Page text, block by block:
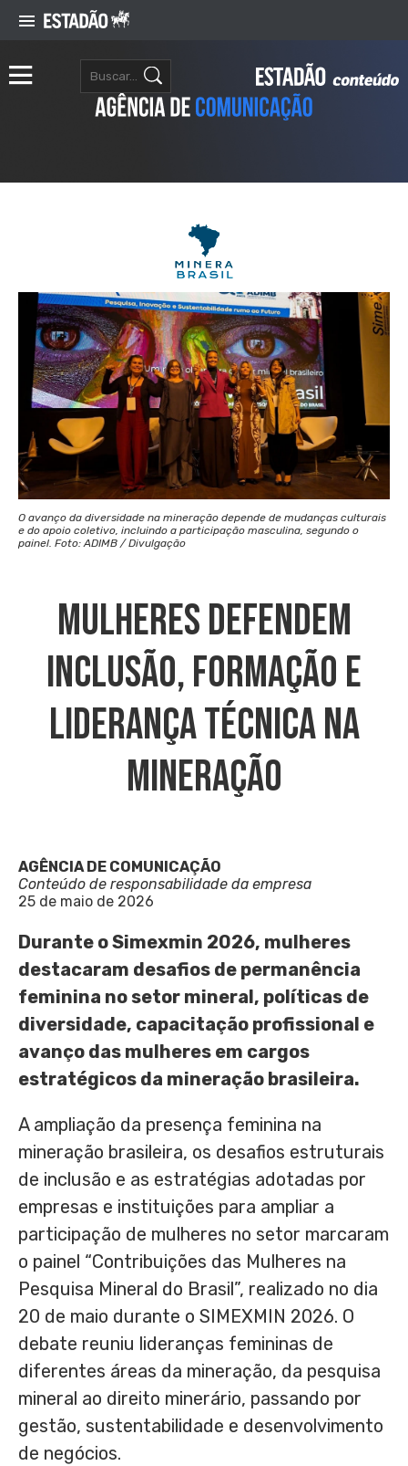
O avanço da diversidade na mineração depende de mudanças culturais
e do apoio coletivo, incluindo a participação masculina, segundo o
painel. Foto: ADIMB / Divulgação
Mulheres Defendem
Inclusão, Formação E
Liderança Técnica Na
Mineração
AGÊNCIA DE COMUNICAÇÃO
Conteúdo de responsabilidade da empresa
25 de maio de 2026
Durante o Simexmin 2026, mulheres
destacaram desafios de permanência
feminina no setor mineral, políticas de
diversidade, capacitação profissional e
avanço das mulheres em cargos
estratégicos da mineração brasileira.
A ampliação da presença feminina na
mineração brasileira, os desafios estruturais
de inclusão e as estratégias adotadas por
empresas e instituições para ampliar a
participação de mulheres no setor marcaram
o painel “Contribuições das Mulheres na
Pesquisa Mineral do Brasil”, realizado no dia
20 de maio durante o SIMEXMIN 2026. O
debate reuniu lideranças femininas de
diferentes áreas da mineração, da pesquisa
mineral ao direito minerário, passando por
gestão, sustentabilidade e desenvolvimento
de negócios.